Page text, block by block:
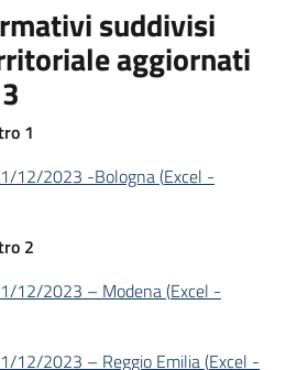
suddivisi
aggiornati
1
12/2023 -Bologna(Excel -
2
12/2023 – Modena(Excel -
12/2023 – Reggio Emilia(Excel -